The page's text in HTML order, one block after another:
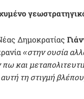
Δημοκρατίας
«στην ουσία
πω και
τη στιγμή